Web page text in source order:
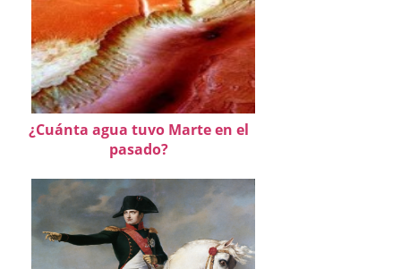
¿Cuánta agua tuvo Marte en el
pasado?